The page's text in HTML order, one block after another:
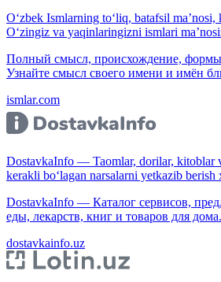
O‘zbek Ismlarning to‘liq, batafsil
O‘zingiz va yaqinlaringizni ismlari
Полный смысл, происхождение, формы
Узнайте смысл своего имени и имён
ismlar.com
DostavkaInfo — Taomlar, dorilar, kitoblar
kerakli bo‘lagan narsalarni yetkazib berish
DostavkaInfo — Каталог сервисов,
еды, лекарств, книг и товаров для дома.
dostavkainfo.uz